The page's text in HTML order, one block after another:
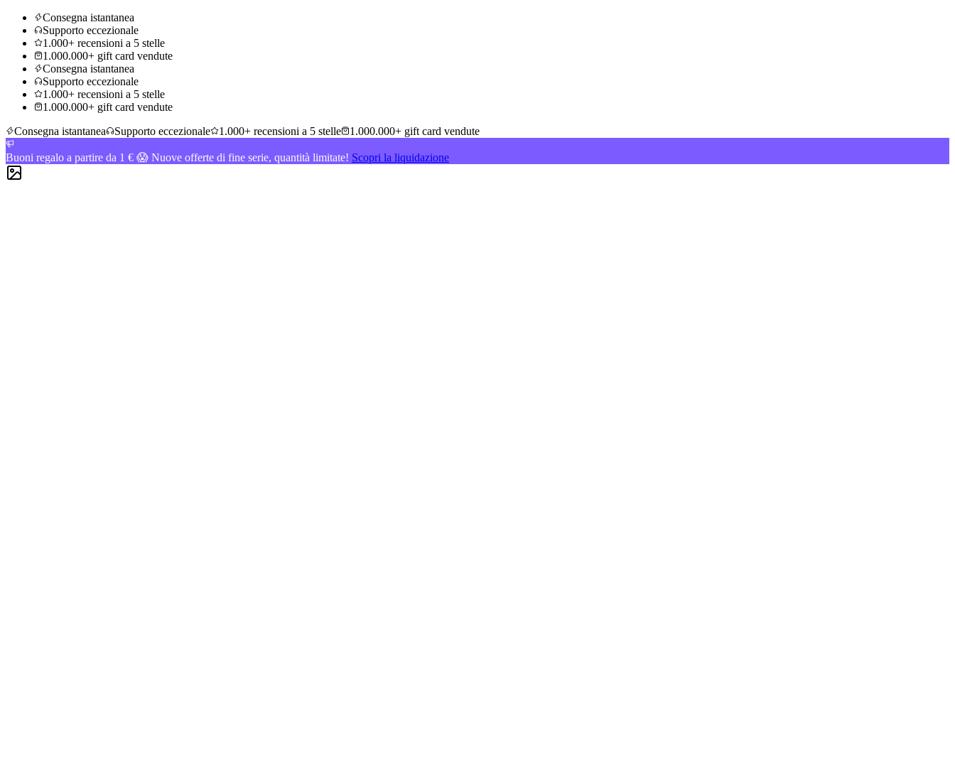
Consegna istantanea
Supporto eccezionale
1.000+ recensioni a 5 stelle
1.000.000+ gift card vendute
Consegna istantanea
Supporto eccezionale
1.000+ recensioni a 5 stelle
1.000.000+ gift card vendute
Consegna istantanea
Supporto eccezionale 1.000+ recensioni a 5 stelle 1.000.000+ gift card vendute
Buoni regalo a partire da 1 € 😱 Nuove offerte di fine serie, quantità limitate! Scopri la liquidazione